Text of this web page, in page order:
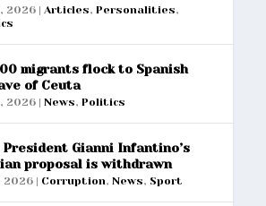
2026 | Articles,Personalities,
migrants flock to Spanish
of Ceuta
2026 |News,Politics
President Gianni Infantino’s
proposal is withdrawn
2026 | Corruption,News, Sport